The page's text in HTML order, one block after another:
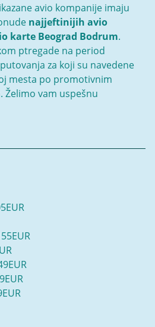
avio kompanije imaju
najjeftinijih avio
karte Beograd Bodrum.
ptregade na period
za koji su navedene
mesta po promotivnim
Želimo vam uspešnu